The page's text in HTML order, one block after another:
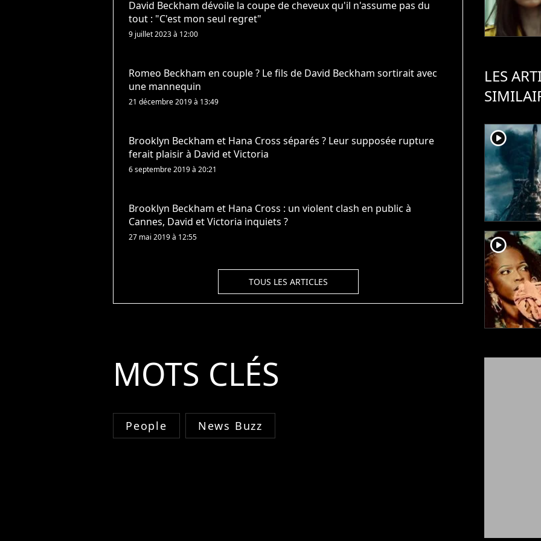
David Beckham dévoile la coupe de cheveux qu'il n'assume pas du
tout : "C'est mon seul regret"
9 juillet 2023 à 12:00
Romeo Beckham en couple ? Le fils de David Beckham sortirait avec
une mannequin
21 décembre 2019 à 13:49
Brooklyn Beckham et Hana Cross séparés ? Leur supposée rupture
ferait plaisir à David et Victoria
6 septembre 2019 à 20:21
Brooklyn Beckham et Hana Cross : un violent clash en public à
Cannes, David et Victoria inquiets ?
27 mai 2019 à 12:55
TOUS LES ARTICLES
MOTS CLÉS
People News Buzz
LES
player2
player2